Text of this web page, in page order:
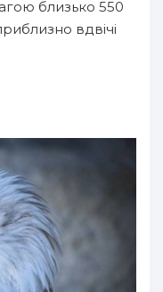
близько 550
вдвічі